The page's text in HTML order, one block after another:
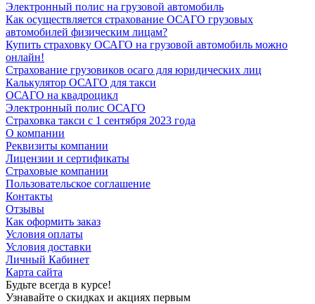
Электронный полис на грузовой автомобиль
Как осуществляется страхование ОСАГО грузовых
автомобилей физическим лицам?
Купить страховку ОСАГО на грузовой автомобиль можно
онлайн!
Страхование грузовиков осаго для юридических лиц
Калькулятор ОСАГО для такси
ОСАГО на квадроцикл
Электронный полис ОСАГО
Cтраховка такси с 1 сентября 2023 года
О компании
Реквизиты компании
Лицензии и сертификаты
Страховые компании
Пользовательское соглашение
Контакты
Отзывы
Как оформить заказ
Условия оплаты
Условия доставки
Личный Кабинет
Карта сайта
Будьте всегда в курсе!
Узнавайте о скидках и акциях первым